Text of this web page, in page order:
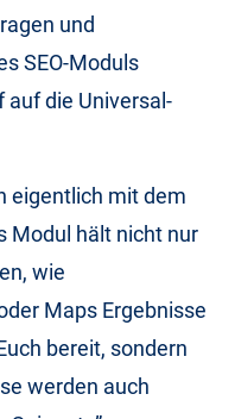
und
SEO-Moduls
die Universal-
eigentlich mit dem
Modul hält nicht nur
wie
Maps Ergebnisse
bereit, sondern
werden auch